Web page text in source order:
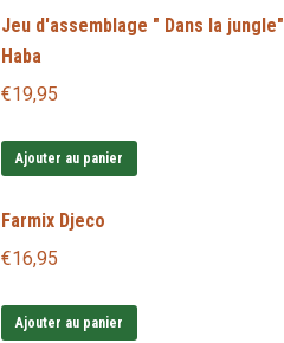
Jeu d'assemblage " Dans la jungle"
Haba
€19,95
Ajouter au panier
Farmix Djeco
€16,95
Ajouter au panier